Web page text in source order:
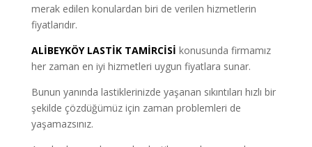
merak edilen konulardan biri de verilen hizmetlerin
fiyatlarıdır.
ALİBEYKÖY LASTİK TAMİRCİSİ konusunda firmamız
her zaman en iyi hizmetleri uygun fiyatlara sunar.
Bunun yanında lastiklerinizde yaşanan sıkıntıları hızlı bir
şekilde çözdüğümüz için zaman problemleri de
yaşamazsınız.